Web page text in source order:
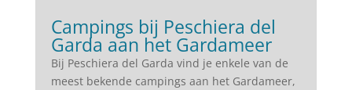
Campings bij Peschiera del
Garda aan het Gardameer
Bij Peschiera del Garda vind je enkele van de
meest bekende campings aan het Gardameer,